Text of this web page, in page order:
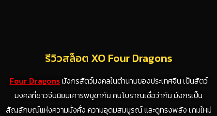
รีวิวสล็อต XO Four Dragons
Four Dragonsมังกรสัตว์มงคลในตำนานของประเทศจีน เป็นสัตว์
มงคลที่ชาวจีนนิยมเคารพบูชากัน คนโบราณเชื่อว่ากัน มังกรเป็น
สัญลักษณ์แห่งความมั่งคั่ง ความอุดมสมบูรณ์ และดูทรงพลัง เกมใหม่